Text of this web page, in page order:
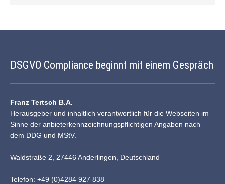
DSGVO Compliance beginnt mit einem Gespräch
Franz Tertsch B.A.
Herausgeber und inhaltlich verantwortlich für die Webseiten im
Sinne der anbieterkennzeichnungspflichtigen Angaben nach
dem DDG und MStV.
Waldstraße 2, 27446 Anderlingen, Deutschland
Telefon: +49 (0)4284 927 838